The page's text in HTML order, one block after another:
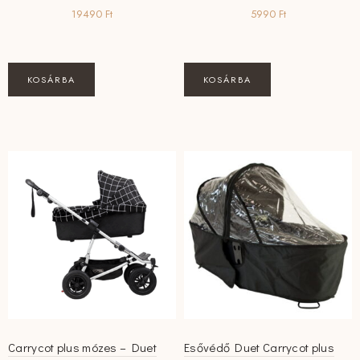
19490 Ft
KOSÁRBA
5990 Ft
KOSÁRBA
Carrycot plus mózes – Duet
Esővédő Duet Carrycot plus